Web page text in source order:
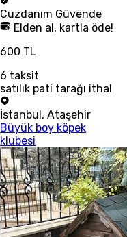
Cüzdanım Güvende
Elden al, kartla öde!
600 TL
6 taksit
satılık pati tarağı ithal
İstanbul ,Ataşehir
Büyük boy köpek
klubesi